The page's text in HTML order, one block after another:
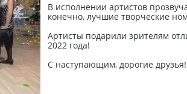
В исполнении артистов
конечно, лучшие творческие
Артисты подарили зрителям
2022 года!
С наступающим, дорогие